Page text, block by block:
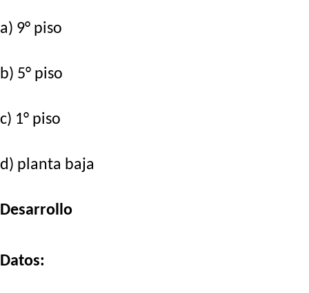
a) 9° piso
b) 5° piso
c) 1° piso
d) planta baja
Desarrollo
Datos: